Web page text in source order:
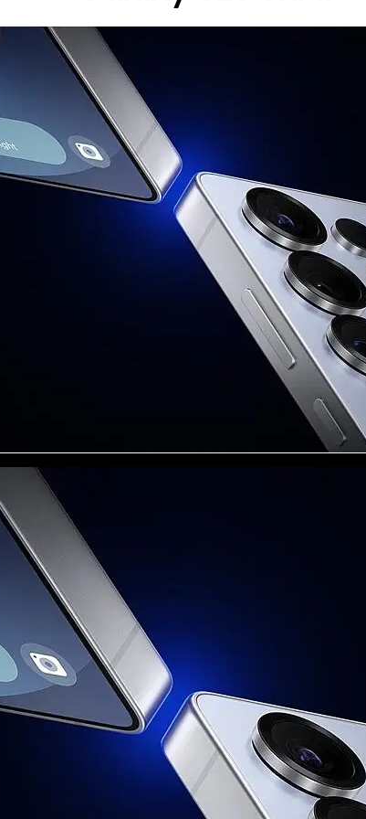
B4(AWS), B5(850), B7(2600), B8(900),
3) TDD LTE B38(2600), B39(1900), B40(2300),
N5(850), N7(2600), N8(900), N12(700),
А1 България ЕАД (А1); и за които е налице
Ако клиентът не отговаря на едно от
може да бъде ограничена или отказана, за
се заплаща цената на устройството без
А1 България или партньорската мрежа.